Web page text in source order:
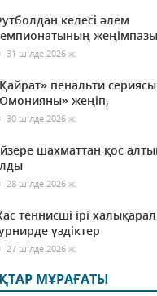
келесі әлем
жеңімпазы
31 шілде 2026 ж.
пенальти
жеңіп,
30 шілде 2026 ж.
шахматтан қос
28 шілде 2026 ж.
теннисші ірі
үздіктер
27 шілде 2026 ж.
МҰРАҒАТЫ